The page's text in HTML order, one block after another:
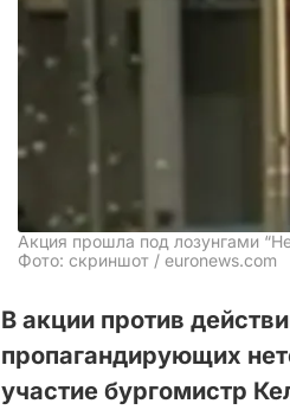
Акция прошла под лозунгами
Фото: скриншот / euronews.com
В акции против
пропагандирующих
участие бургомистр